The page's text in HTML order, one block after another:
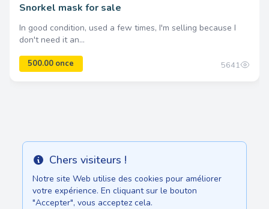
Snorkel mask for sale
In good condition, used a few times, I'm selling because I
don't need it an...
5641
Info Chers visiteurs !
Notre site Web utilise des cookies pour améliorer
votre expérience. En cliquant sur le bouton
"Accepter", vous acceptez cela.